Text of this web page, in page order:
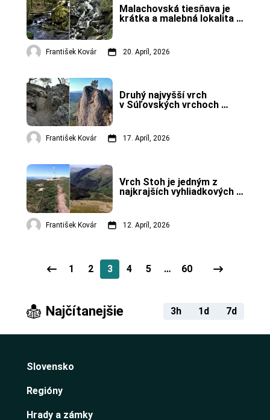
Malachovská tiesňava je
krátka a malebná lokalita
František Kovár 20. Apríl, 2026
Druhý najvyšší vrch
v Súľovských vrchoch
František Kovár 17. Apríl, 2026
Vrch Stoh je jedným z
najkrajších vyhliadkových
František Kovár 12. Apríl, 2026
1 2 3 4 5 … 60
Najčítanejšie 3h 1d 7d
Slovensko
Regióny
Hrady a zámky